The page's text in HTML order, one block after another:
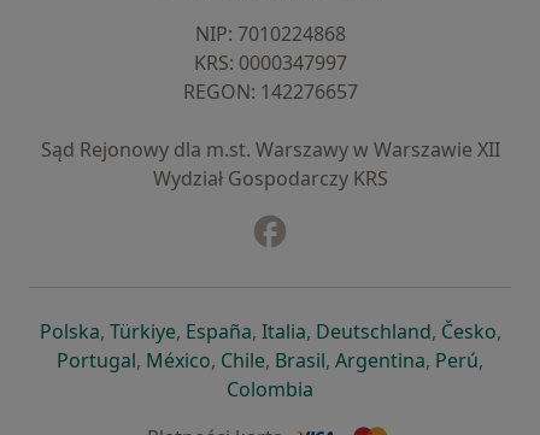
NIP: ⁠7010224868
KRS: ⁠0000347997
REGON: ⁠142276657
Sąd Rejonowy dla m.st. Warszawy w Warszawie XII
Wydział Gospodarczy KRS
Polskaotwiera się w nowej karcie
, Türkiyeotwiera się w nowej karcie
, Españaotwiera się w nowej karcie
, Italiaotwiera się w nowej
, Deutschlandotwiera się
, Česko,
Portugalotwiera się w nowej karcie
, Méxicootwiera się w nowej karcie
, Chileotwiera się w nowej karcie
, Brasilotwiera się w nowej
, Argentinaotwiera się
, Perú,
Colombia